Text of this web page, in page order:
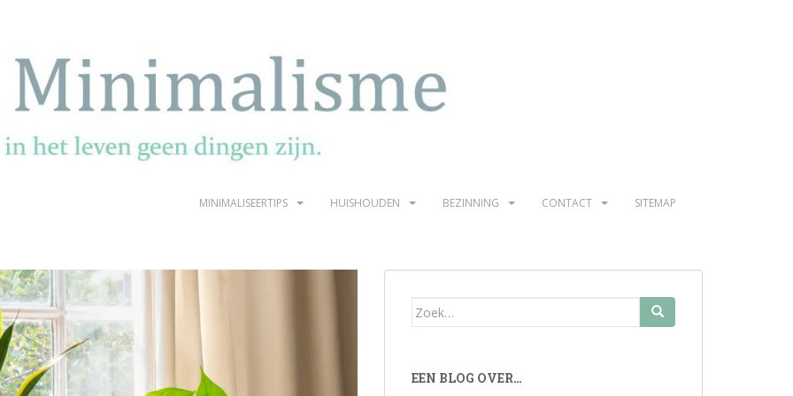
MINIMALISEERTIPS HUISHOUDEN BEZINNING CONTACT SITEMAP
Zoek
EEN BLOG OVER…